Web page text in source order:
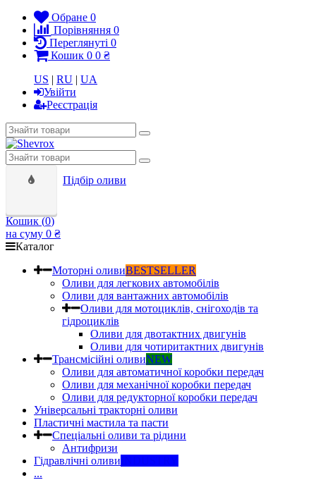
Обране 0
Порівняння 0
Переглянуті 0
Кошик 0 0 ₴
US | RU | UA
Увійти
Реєстрація
Підбір оливи
Кошик (0)
на суму 0 ₴
Каталог
Моторні оливиBESTSELLER
Оливи для легкових автомобілів
Оливи для вантажних автомобілів
Оливи для мотоциклів, снігоходів та
гідроциклів
Оливи для двотактних двигунів
Оливи для чотиритактних двигунів
Трансмісійні оливиNEW
Оливи для автоматичної коробки передач
Оливи для механічної коробки передач
Оливи для редукторної коробки передач
Універсальні тракторні оливи
Пластичні мастила та пасти
Спеціальні оливи та рідини
Антифризи
Гідравлічні оливи
...